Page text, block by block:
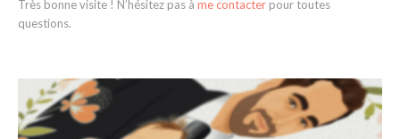
Très bonne visite ! N’hésitez pas à me contacter pour toutes
questions.